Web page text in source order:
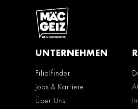
UNTERNEHMEN
Filialfinder
Jobs & Karriere
Über Uns